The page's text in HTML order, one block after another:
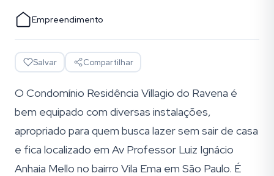
Empreendimento
Salvar Compartilhar
O Condomínio Residência Villagio do Ravena é
bem equipado com diversas instalações,
apropriado para quem busca lazer sem sair de casa
e fica localizado em Av Professor Luiz Ignácio
Anhaia Mello no bairro Vila Ema em São Paulo. É